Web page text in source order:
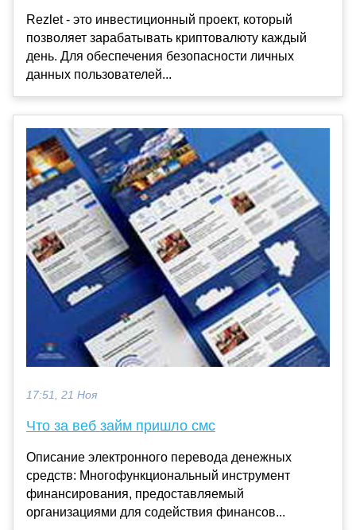
Rezlet - это инвестиционный проект, который
позволяет зарабатывать криптовалюту каждый
день. Для обеспечения безопасности личных
данных пользователей...
17:51, 21 Ноя
Что за веб займ пришло смс
Описание электронного перевода денежных
средств: Многофункциональный инструмент
финансирования, предоставляемый
организациями для содействия финансов...